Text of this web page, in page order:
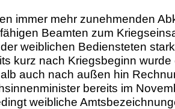
immer mehr zunehmenden
Beamten zum
weiblichen Bediensteten
kurz nach Kriegsbeginn
auch nach außen hin
bereits im
weibliche